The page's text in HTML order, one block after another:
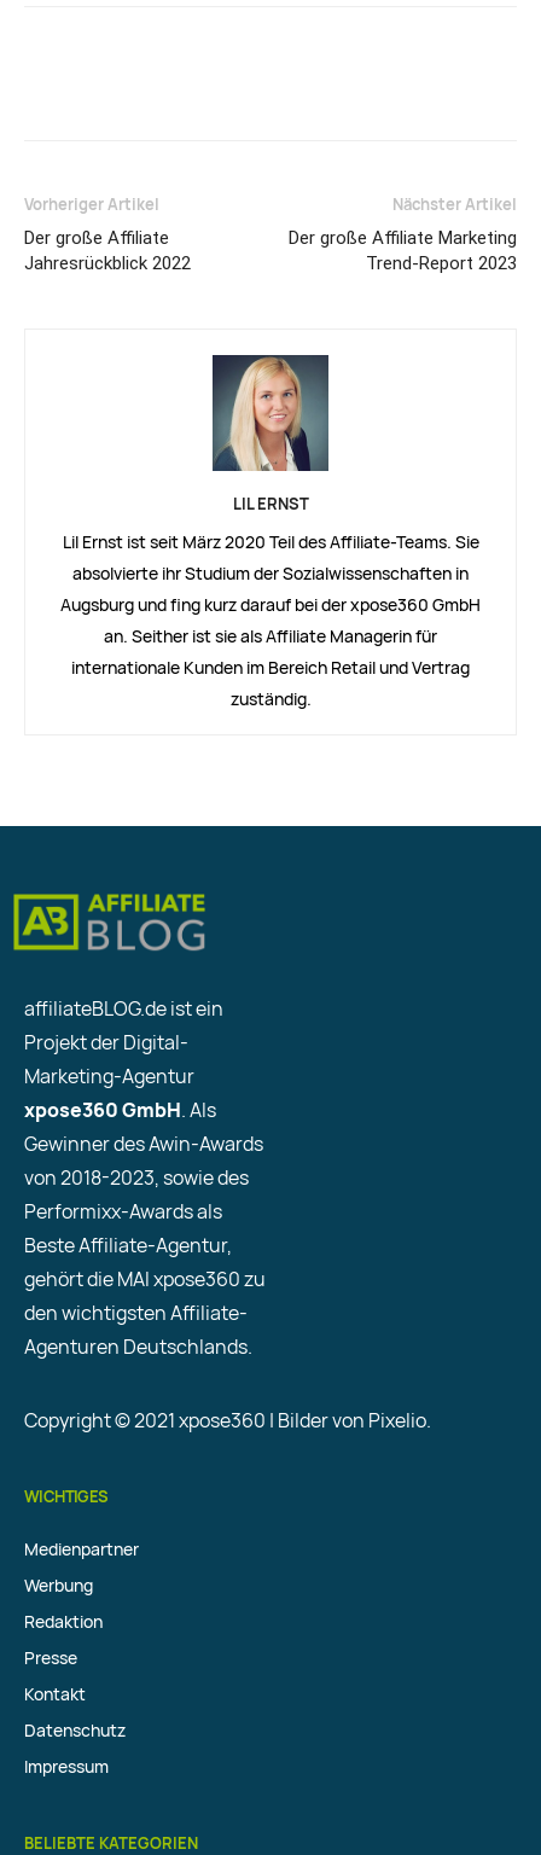
Vorheriger Artikel
Der große Affiliate
Jahresrückblick 2022
Nächster Artikel
Der große Affiliate Marketing
Trend-Report 2023
LIL ERNST
Lil Ernst ist seit März 2020 Teil des Affiliate-Teams. Sie
absolvierte ihr Studium der Sozialwissenschaften in
Augsburg und fing kurz darauf bei der xpose360 GmbH
an. Seither ist sie als Affiliate Managerin für
internationale Kunden im Bereich Retail und Vertrag
zuständig.
affiliateBLOG.de ist ein
Projekt der Digital-
Marketing-Agentur
xpose360 GmbH. Als
Gewinner des Awin-Awards
von 2018-2023, sowie des
Performixx-Awards als
Beste Affiliate-Agentur,
gehört die MAI xpose360 zu
den wichtigsten Affiliate-
Agenturen Deutschlands.
Copyright © 2021 xpose360 | Bilder von Pixelio.
WICHTIGES
Medienpartner
Werbung
Redaktion
Presse
Kontakt
Datenschutz
Impressum
BELIEBTE KATEGORIEN